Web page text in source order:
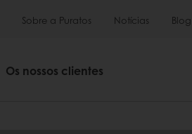
Sobre a Puratos Notícias Blog
Os nossos clientes